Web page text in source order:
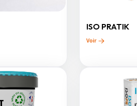
ISO PRATIK
Voir